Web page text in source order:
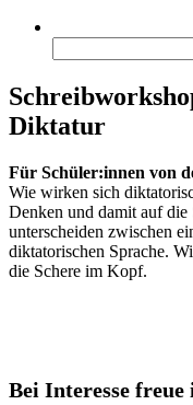
for:
Diktatur
Für Schüler:innen von
Wie wirken sich
Denken und damit auf die
unterscheiden zwischen
diktatorischen Sprache.
die Schere im Kopf.
Bei Interesse